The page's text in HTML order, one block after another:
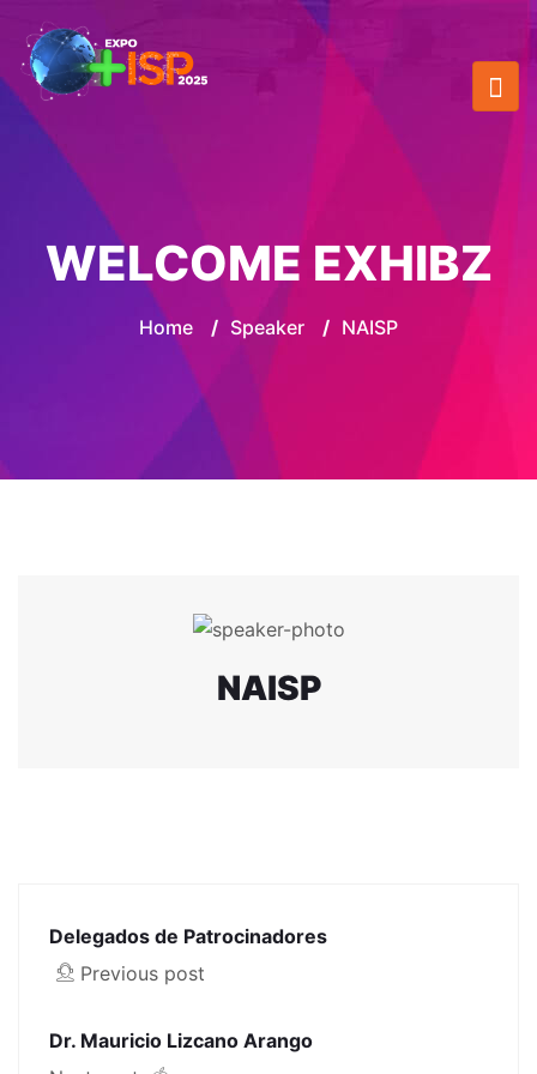
WELCOME EXHIBZ
Home / Speaker / NAISP
NAISP
Delegados de Patrocinadores
Previous post
Dr. Mauricio Lizcano Arango